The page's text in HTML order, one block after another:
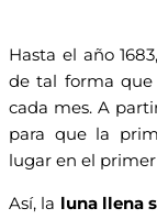
Hasta el año
de tal forma que
cada mes. A
para que la
lugar en el
Así, la luna llena